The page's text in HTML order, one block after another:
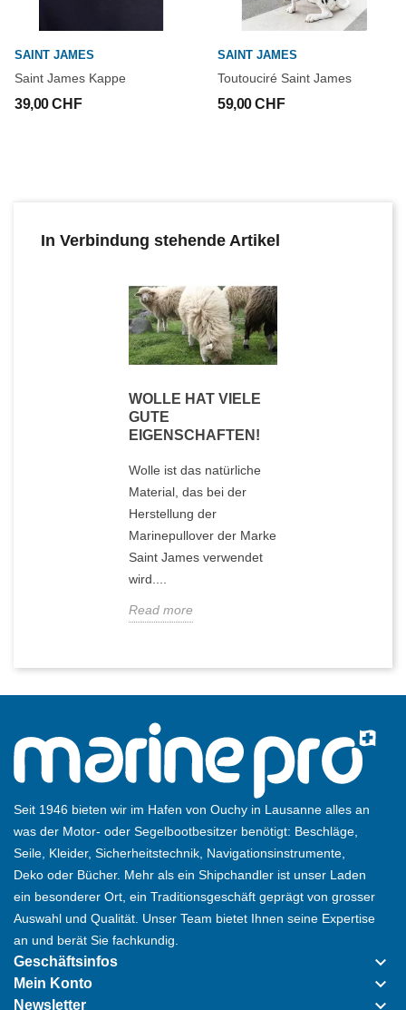
SAINT JAMES
Saint James Kappe
39,00 CHF
SAINT JAMES
Toutouciré Saint James
59,00 CHF
In Verbindung stehende Artikel
WOLLE HAT VIELE
GUTE
EIGENSCHAFTEN!
Wolle ist das natürliche
Material, das bei der
Herstellung der
Marinepullover der Marke
Saint James verwendet
wird....
Read more
Seit 1946 bieten wir im Hafen von Ouchy in Lausanne alles an
was der Motor- oder Segelbootbesitzer benötigt: Beschläge,
Seile, Kleider, Sicherheitstechnik, Navigationsinstrumente,
Deko oder Bücher. Mehr als ein Shipchandler ist unser Laden
ein besonderer Ort, ein Traditionsgeschäft geprägt von grosser
Auswahl und Qualität. Unser Team bietet Ihnen seine Expertise
an und berät Sie fachkundig.
Geschäftsinfos keyboard_arrow_down
Mein Konto keyboard_arrow_down
Newsletter